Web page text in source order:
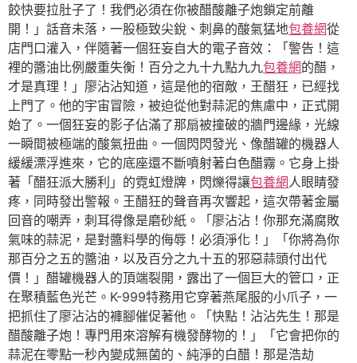
餃快要拉肚子了！我們必須在你被醋酸離子炮鎖定前離
開！」話音未落，一股極致尖銳、刺鼻的酸氣猛地包養網從
店門口灌入，伴隨著一個狂妄自大的電子音效：「警告！這
裡的醬油比例嚴重失衡！百分之九十九點九九包養網的醋，
才是真理！」廖沾沾知道，這是他的宿敵，王醋狂，已經找
上門了。他的宇宙冒險，被迫從他對蒜泥的焦慮中，正式開
始了。一個狂妄的影子佔滿了那扇被撞破的牆門邊緣，光線
一瞬間被極端的酸氣扭曲。一個閃閃發光、像醋罐的機器人
緩緩漂浮進來，它的底座還不斷噴射著白色醋霧。它身上掛
著「醋狂派大勝利」的霓虹燈牌，閃爍得讓包養網人眼睛發
疼，同時發出警報。王醋狂的聲音再次響起，這次帶著金屬
回音的嘲弄，刺耳得像是磨砂紙。「廖沾沾！你那充滿腐敗
氣味的蒜泥，是對醬料學的侮辱！必須淨化！」「你將為你
那百分之五的醬油，以及百分之九十五的邪惡蒜頭付出代
價！」醋罐機器人的頂端裂開，露出了一個巨大的管口，正
在聚積藍色光芒。K-999特務用它穿著燕尾服的小爪子，一
把抓住了廖沾沾的褲腳催促著他。「快點！沾沾先生！那是
醋酸離子炮！專門用來溶解有機發酵物的！」「它會把你的
蒜泥在零點一秒內變成無菌的、純淨的白醋！那是浩劫